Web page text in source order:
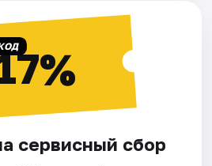
сервисный сбор